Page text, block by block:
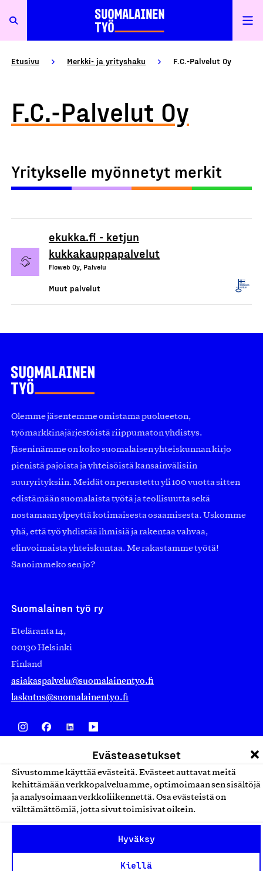
Evästeasetukset
Sivustomme käyttää evästeitä. Evästeet auttavat meitä
kehittämään verkkopalveluamme, optimoimaan sen sisältöjä
ja analysoimaan verkkoliikennettä. Osa evästeistä on
välttämättömiä, jotta sivut toimisivat oikein.
Hyväksy
Kiellä
Etusivu Merkki- ja yrityshaku F.C.-Palvelut Oy
F.C.-Palvelut Oy
Yritykselle myönnetyt merkit
ekukka.fi - ketjun
kukkakauppapalvelut
Floweb Oy, Palvelu
Muut palvelut
Olemme jäsentemme omistama puolueeton,
työmarkkinajärjestöistä riippumaton yhdistys.
Jäseninämme on koko suomalaisen yhteiskunnan kirjo
pienistä pajoista ja yhteisöistä kansainvälisiin
suuryrityksiin. Meidät on perustettu yli 100 vuotta sitten
edistämään suomalaista työtä ja teollisuutta sekä
nostamaan ylpeyttä kotimaisesta osaamisesta. Uskomme
yhä, että työ yhdistää ihmisiä ja rakentaa vahvaa,
elinvoimaista yhteiskuntaa. Me rakastamme työtä!
Sanoimmeko sen jo?
Suomalainen työ ry
Eteläranta 14,
00130 Helsinki
Finland
asiakaspalvelu@suomalainentyo.fi
laskutus@suomalainentyo.fi